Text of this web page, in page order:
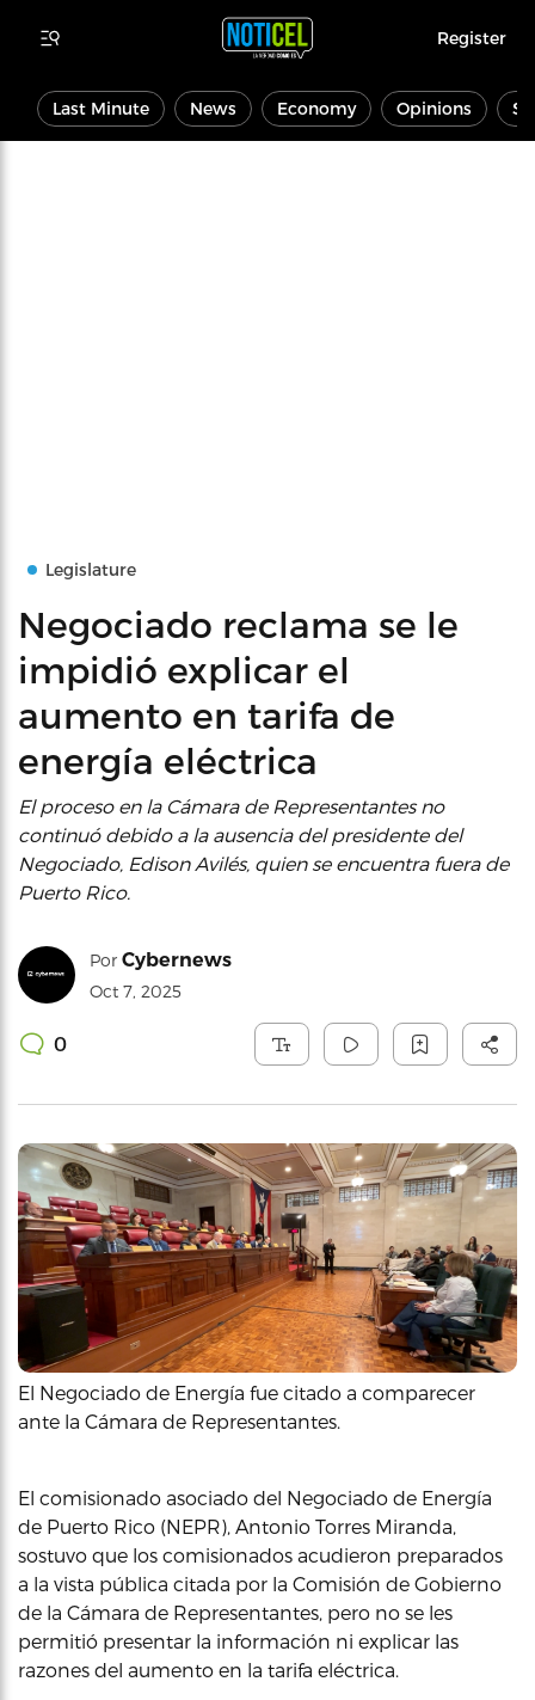
Register
Last Minute News Economy Opinions
Legislature
Negociado reclama se le
impidió explicar el
aumento en tarifa de
energía eléctrica
El proceso en la Cámara de Representantes no
continuó debido a la ausencia del presidente del
Negociado, Edison Avilés, quien se encuentra fuera de
Puerto Rico.
Por Cybernews
Oct 7, 2025
0
El Negociado de Energía fue citado a comparecer
ante la Cámara de Representantes.
El comisionado asociado del Negociado de Energía
de Puerto Rico (NEPR), Antonio Torres Miranda,
sostuvo que los comisionados acudieron preparados
a la vista pública citada por la Comisión de Gobierno
de la Cámara de Representantes, pero no se les
permitió presentar la información ni explicar las
razones del aumento en la tarifa eléctrica.